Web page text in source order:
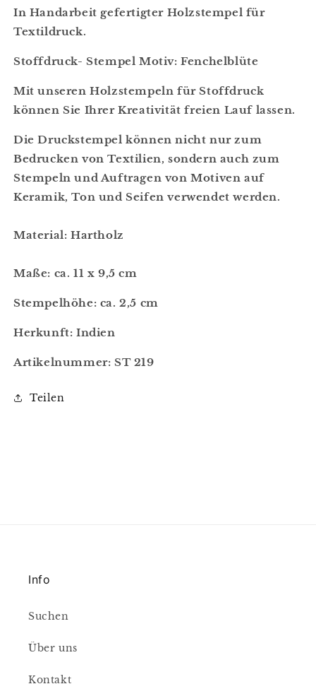
FenchelblüteFenchelblüte
In Handarbeit gefertigter Holzstempel für
Textildruck.
Stoffdruck- Stempel Motiv: Fenchelblüte
Mit unseren Holzstempeln für Stoffdruck
können Sie Ihrer Kreativität freien Lauf lassen.
Die Druckstempel können nicht nur zum
Bedrucken von Textilien, sondern auch zum
Stempeln und Auftragen von Motiven auf
Keramik, Ton und Seifen verwendet werden.
Material: Hartholz
Maße: ca. 11 x 9,5 cm
Stempelhöhe: ca. 2,5 cm
Herkunft: Indien
Artikelnummer: ST 219
Teilen
Info
Suchen
Über uns
Kontakt